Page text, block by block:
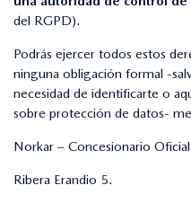
del RGPD).
Podrás ejercer todos estos
ninguna obligación formal -
necesidad de identificarte o
sobre protección de datos-
Norkar – Concesionario
Ribera Erandio 5.